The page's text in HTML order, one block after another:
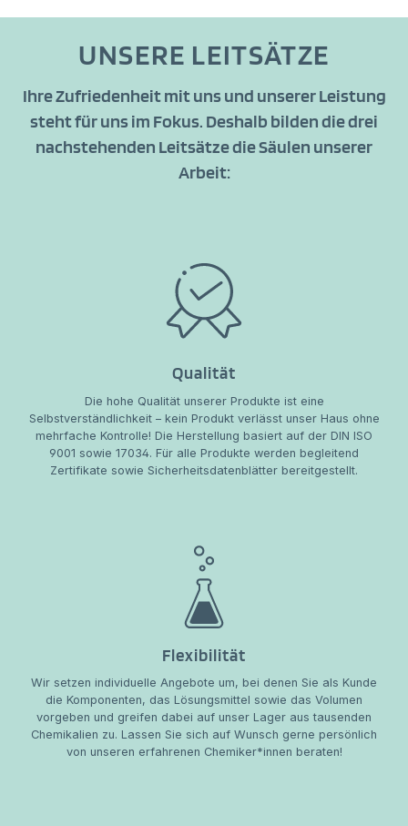
UNSERE LEITSÄTZE
Ihre Zufriedenheit mit uns und unserer Leistung
steht für uns im Fokus. Deshalb bilden die drei
nachstehenden Leitsätze die Säulen unserer
Arbeit:
Qualität
Die hohe Qualität unserer Produkte ist eine
Selbstverständlichkeit – kein Produkt verlässt unser Haus ohne
mehrfache Kontrolle! Die Herstellung basiert auf der DIN ISO
9001 sowie 17034. Für alle Produkte werden begleitend
Zertifikate sowie Sicherheitsdatenblätter bereitgestellt.
Flexibilität
Wir setzen individuelle Angebote um, bei denen Sie als Kunde
die Komponenten, das Lösungsmittel sowie das Volumen
vorgeben und greifen dabei auf unser Lager aus tausenden
Chemikalien zu. Lassen Sie sich auf Wunsch gerne persönlich
von unseren erfahrenen Chemiker*innen beraten!